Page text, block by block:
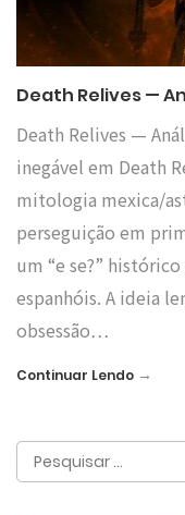
Death Relives —
Death Relives —
inegável em Death
mitologia mexica/
perseguição em
um “e se?”
espanhóis. A ideia
obsessão…
Continuar Lendo →